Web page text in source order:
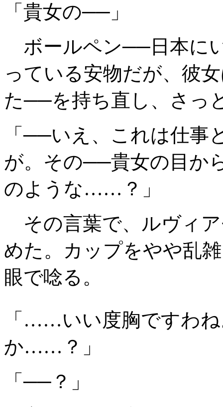
「貴女の──」
ボールペン──日本に
っている安物だが、彼
た──を持ち直し、さっ
「──いえ、これは仕事
が。その──貴女の目か
のような……？」
その言葉で、ルヴィ
めた。カップをやや乱
眼で唸る。
「……いい度胸ですわ
か……？」
「──？」